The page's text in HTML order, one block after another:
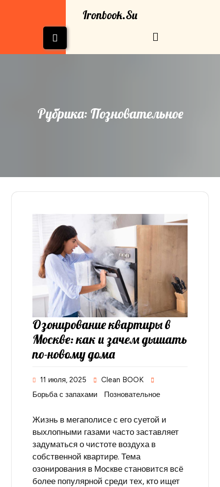
содержимому
Ironbook.su
Открыть
Рубрика: Позновательное
Озонирование квартиры в
Москве: как и зачем дышать
по-новому дома
11 июля, 2025
Clean BOOK
Борьба с запахами
Позновательное
Жизнь в мегаполисе с его суетой и
выхлопными газами часто заставляет
задуматься о чистоте воздуха в
собственной квартире. Тема
озонирования в Москве становится всё
более популярной среди тех, кто ищет